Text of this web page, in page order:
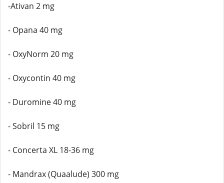
-Ativan 2 mg
- Opana 40 mg
- OxyNorm 20 mg
- Oxycontin 40 mg
- Duromine 40 mg
- Sobril 15 mg
- Concerta XL 18-36 mg
- Mandrax (Quaalude) 300 mg